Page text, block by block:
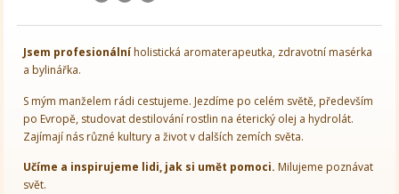
Jsem profesionálníholistická aromaterapeutka, zdravotní masérka
a bylinářka.
S mým manželem rádi cestujeme. Jezdíme po celém světě, především
po Evropě, studovat destilování rostlin na éterický olej a hydrolát.
Zajímají nás různé kultury a život v dalších zemích světa.
Učíme a inspirujeme lidi, jak si umět pomoci. Milujeme poznávat
svět.